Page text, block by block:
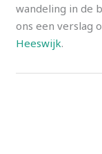
wandeling in de
ons een verslag
Heeswijk.